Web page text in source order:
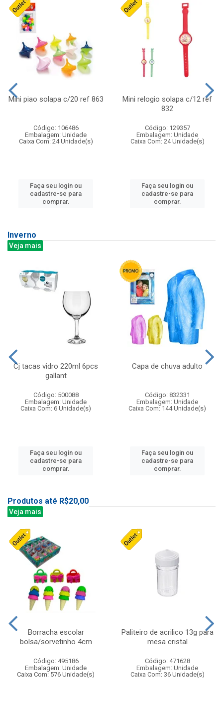
Mini piao solapa c/20 ref 863
Código: 106486
Embalagem: Unidade
Caixa Com: 24 Unidade(s)
Faça seu login ou
cadastre-se para
comprar.
Mini relogio solapa c/12 ref
832
Código: 129357
Embalagem: Unidade
Caixa Com: 24 Unidade(s)
Faça seu login ou
cadastre-se para
comprar.
Inverno
Veja mais
Cj tacas vidro 220ml 6pcs
gallant
Código: 500088
Embalagem: Unidade
Caixa Com: 6 Unidade(s)
Faça seu login ou
cadastre-se para
comprar.
Capa de chuva adulto
Código: 832331
Embalagem: Unidade
Caixa Com: 144 Unidade(s)
Faça seu login ou
cadastre-se para
comprar.
Produtos até R$20,00
Veja mais
Borracha escolar
bolsa/sorvetinho 4cm
Código: 495186
Embalagem: Unidade
Caixa Com: 576 Unidade(s)
Paliteiro de acrilico 13g para
mesa cristal
Código: 471628
Embalagem: Unidade
Caixa Com: 36 Unidade(s)